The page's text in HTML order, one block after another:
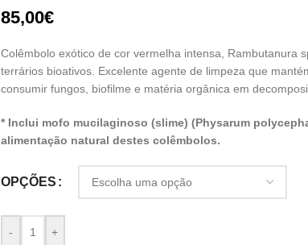
85,00€
Colêmbolo exótico de cor vermelha intensa, Rambutanura
terrários bioativos. Excelente agente de limpeza que
consumir fungos, biofilme e matéria orgânica em
* Inclui mofo mucilaginoso (slime) (Physarum
alimentação natural destes colêmbolos.
OPÇÕES
- +